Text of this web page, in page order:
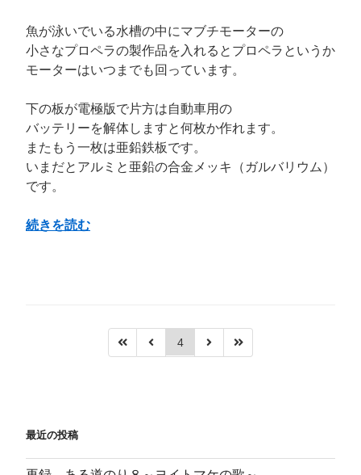
の
エ
ピ
ー
ド
３
肉
野
魚が泳いでいる水槽の中にマブチモーターの
小さなプロペラの製作品を入れるとプロペラというか
モーターはいつまでも回っています。
下の板が電極版で片方は自動車用の
バッテリーを解体しますと何枚か作れます。
またもう一枚は亜鉛鉄板です。
いまだとアルミと亜鉛の合金メッキ（ガルバリウム）
です。
“Ｉ
ピ
ソ
続きを読む
4
最近の投稿